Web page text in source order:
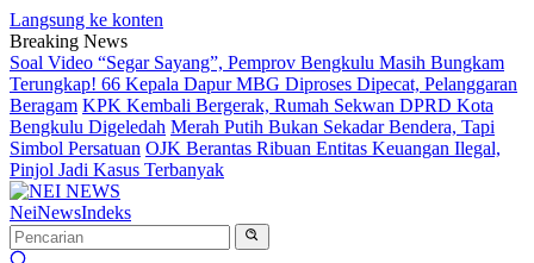
Langsung ke konten
Breaking News
Soal Video “Segar Sayang”, Pemprov Bengkulu Masih Bungkam
Terungkap! 66 Kepala Dapur MBG Diproses Dipecat, Pelanggaran
Beragam KPK Kembali Bergerak, Rumah Sekwan DPRD Kota
Bengkulu Digeledah Merah Putih Bukan Sekadar Bendera, Tapi
Simbol Persatuan OJK Berantas Ribuan Entitas Keuangan Ilegal,
Pinjol Jadi Kasus Terbanyak
NeiNewsIndeks